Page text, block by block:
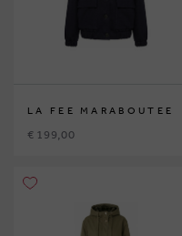
LA FEE MARABOUTEE
€ 199,00